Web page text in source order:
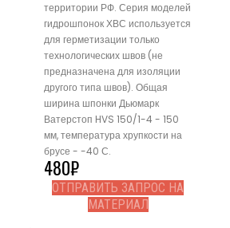
территории РФ. Серия моделей
гидрошпонок ХВС используется
для герметизации только
технологических швов (не
предназначена для изоляции
другого типа швов). Общая
ширина шпонки Дьюмарк
Ватерстоп HVS 150/1-4 - 150
мм, температура хрупкости на
брусе - -40 С.
480₽
ОТПРАВИТЬ ЗАПРОС НА
МАТЕРИАЛ